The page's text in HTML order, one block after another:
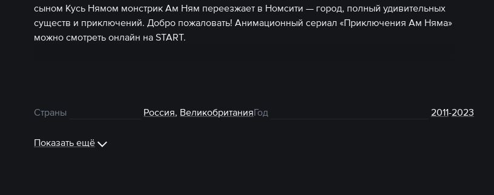
сыном Кусь Нямом монстрик Ам Ням переезжает в Номсити — город, полный удивительных
существ и приключений. Добро пожаловать! Анимационный сериал «Приключения Ам Няма»
можно смотреть онлайн на START.
Страны Россия, ВеликобританияГод 2011-2023
Показать ещё